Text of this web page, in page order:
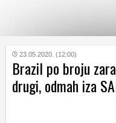
KATEGORIJE
HRVATSKI
WEB
23.05.2020. (12:00)
Brazil po broju
drugi, odmah iza